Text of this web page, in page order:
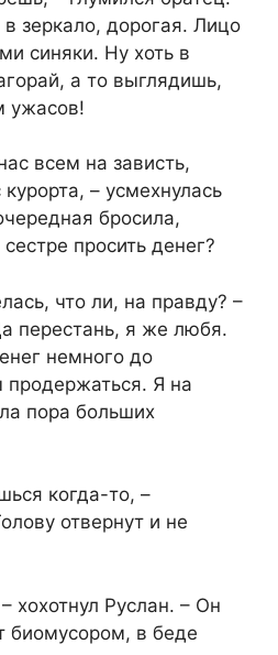
зеркало, дорогая. Лицо
синяки. Ну хоть в
а то выглядишь,
ужасов!
всем на зависть,
– усмехнулась
бросила,
просить денег?
что ли, на правду? –
перестань, я же любя.
немного до
Я на
пора больших
когда-то, –
отвернут и не
хохотнул Руслан. – Он
биомусором, в беде